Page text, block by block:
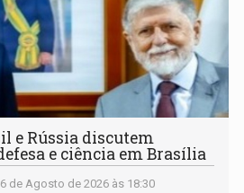
e Rússia discutem
e ciência em Brasília
de Agosto de 2026 às 18:30